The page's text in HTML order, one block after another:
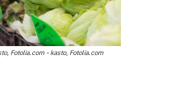
Fotolia.com - kasto, Fotolia.com